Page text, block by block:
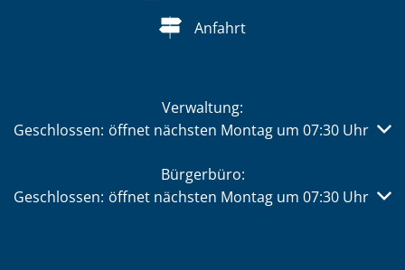
Anfahrt
Verwaltung:
Klicken, um weitere Öffnungs- oder Schließzeiten
Geschlossen: öffnet nächsten Montag um 07:30 Uhr
Bürgerbüro:
Klicken, um weitere Öffnungs- oder Schließzeiten
Geschlossen: öffnet nächsten Montag um 07:30 Uhr